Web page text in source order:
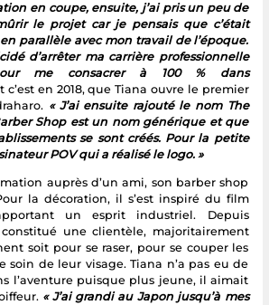
en coupe, ensuite, j’ai pris un peu de
le projet car je pensais que c’était
parallèle avec mon travail de l’époque.
d’arrêter ma carrière professionnelle
me consacrer à 100 % dans
c’est en 2018, que Tiana ouvre le premier
« J’ai ensuite rajouté le nom The
Shop est un nom générique et que
se sont créés. Pour la petite
POV qui a réalisé le logo. »
auprès d’un ami, son barber shop
la décoration, il s’est inspiré du film
un esprit industriel. Depuis
constitué une clientèle, majoritairement
soit pour se raser, pour se couper les
soin de leur visage. Tiana n’a pas eu de
l’aventure puisque plus jeune, il aimait
« J’ai grandi au Japon jusqu’à mes